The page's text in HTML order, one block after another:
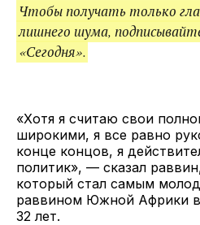
Чтобы получать только
лишнего шума,
«Сегодня».
«Хотя я считаю свои
широкими, я все равно
конце концов, я
политик», — сказал
который стал самым
раввином Южной Африки в
32 лет.